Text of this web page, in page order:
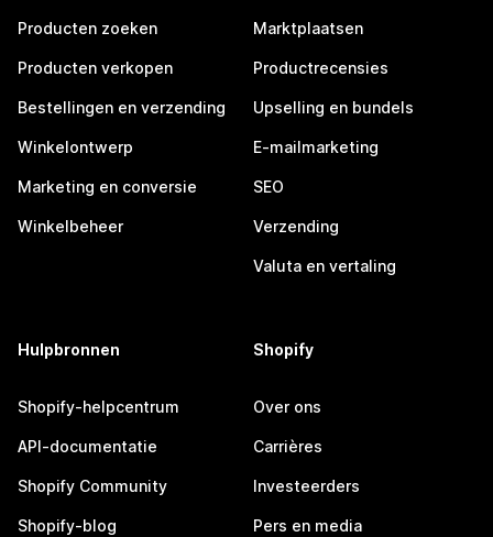
Producten zoeken
Producten verkopen
Bestellingen en verzending
Winkelontwerp
Marketing en conversie
Winkelbeheer
Marktplaatsen
Productrecensies
Upselling en bundels
E-mailmarketing
SEO
Verzending
Valuta en vertaling
Hulpbronnen
Shopify-helpcentrum
API-documentatie
Shopify Community
Shopify-blog
Shopify
Over ons
Carrières
Investeerders
Pers en media